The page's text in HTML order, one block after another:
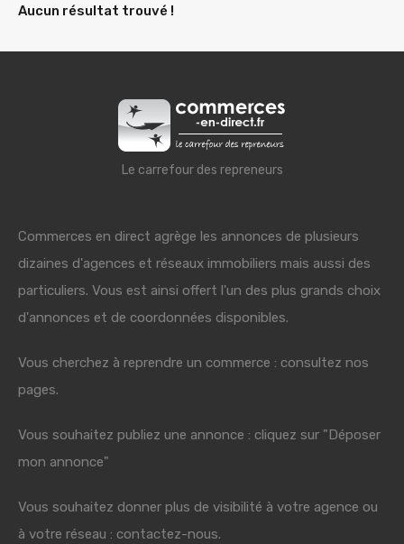
Aucun résultat trouvé !
Le carrefour des repreneurs
Commerces en direct agrège les annonces de plusieurs
dizaines d'agences et réseaux immobiliers mais aussi des
particuliers. Vous est ainsi offert l'un des plus grands choix
d'annonces et de coordonnées disponibles.
Vous cherchez à reprendre un commerce : consultez nos
pages.
Vous souhaitez publiez une annonce : cliquez sur "Déposer
mon annonce"
Vous souhaitez donner plus de visibilité à votre agence ou
à votre réseau : contactez-nous.